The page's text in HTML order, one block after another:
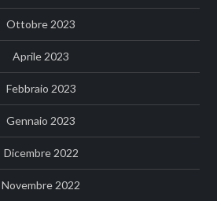
Ottobre 2023
Aprile 2023
Febbraio 2023
Gennaio 2023
Dicembre 2022
Novembre 2022